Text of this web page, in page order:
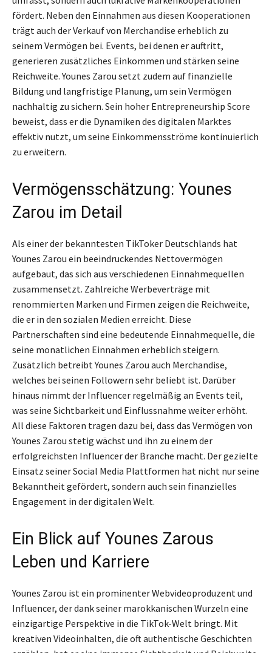
fördert. Neben den Einnahmen aus diesen Kooperationen
trägt auch der Verkauf von Merchandise erheblich zu
seinem Vermögen bei. Events, bei denen er auftritt,
generieren zusätzliches Einkommen und stärken seine
Reichweite. Younes Zarou setzt zudem auf finanzielle
Bildung und langfristige Planung, um sein Vermögen
nachhaltig zu sichern. Sein hoher Entrepreneurship Score
beweist, dass er die Dynamiken des digitalen Marktes
effektiv nutzt, um seine Einkommensströme kontinuierlich
zu erweitern.
Vermögensschätzung: Younes
Zarou im Detail
Als einer der bekanntesten TikToker Deutschlands hat
Younes Zarou ein beeindruckendes Nettovermögen
aufgebaut, das sich aus verschiedenen Einnahmequellen
zusammensetzt. Zahlreiche Werbeverträge mit
renommierten Marken und Firmen zeigen die Reichweite,
die er in den sozialen Medien erreicht. Diese
Partnerschaften sind eine bedeutende Einnahmequelle, die
seine monatlichen Einnahmen erheblich steigern.
Zusätzlich betreibt Younes Zarou auch Merchandise,
welches bei seinen Followern sehr beliebt ist. Darüber
hinaus nimmt der Influencer regelmäßig an Events teil,
was seine Sichtbarkeit und Einflussnahme weiter erhöht.
All diese Faktoren tragen dazu bei, dass das Vermögen von
Younes Zarou stetig wächst und ihn zu einem der
erfolgreichsten Influencer der Branche macht. Der gezielte
Einsatz seiner Social Media Plattformen hat nicht nur seine
Bekanntheit gefördert, sondern auch sein finanzielles
Engagement in der digitalen Welt.
Ein Blick auf Younes Zarous
Leben und Karriere
Younes Zarou ist ein prominenter Webvideoproduzent und
Influencer, der dank seiner marokkanischen Wurzeln eine
einzigartige Perspektive in die TikTok-Welt bringt. Mit
kreativen Videoinhalten, die oft authentische Geschichten